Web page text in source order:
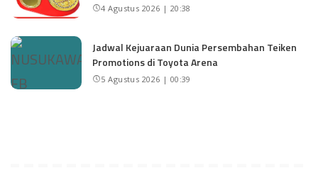
4 Agustus 2026 | 20:38
Jadwal Kejuaraan Dunia Persembahan Teiken
Promotions di Toyota Arena
5 Agustus 2026 | 00:39